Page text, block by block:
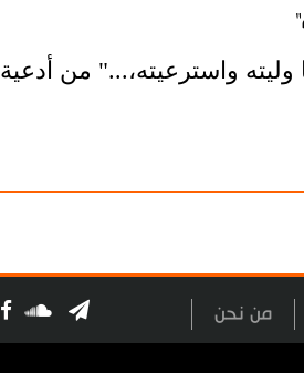
واسترعيته،..." من أدعية
من نحن